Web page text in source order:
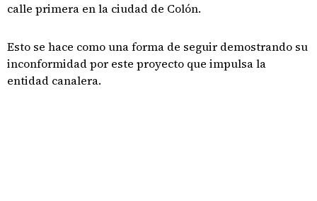
calle primera en la ciudad de Colón.
Esto se hace como una forma de seguir demostrando su
inconformidad por este proyecto que impulsa la
entidad canalera.